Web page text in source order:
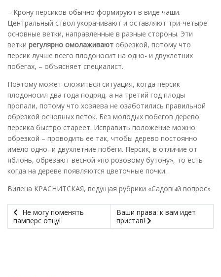
– Крону персиков обычно формируют в виде чаши.
Центральный ствол укорачивают и оставляют три-четыре
основные ветки, направленные в разные стороны. Эти
ветки регулярно омолаживают обрезкой, потому что
персик лучше всего плодоносит на одно- и двухлетних
побегах, – объясняет специалист.
Поэтому может сложиться ситуация, когда персик
плодоносил два года подряд, а на третий год плоды
пропали, потому что хозяева не озаботились правильной
обрезкой основных веток. Без молодых побегов дерево
персика быстро стареет. Исправить положение можно
обрезкой – проводить ее так, чтобы дерево постоянно
имело одно- и двухлетние побеги. Персик, в отличие от
яблонь, обрезают весной «по розовому бутону», то есть
когда на дереве появляются цветочные почки.
Вилена КРАСНИТСКАЯ, ведущая рубрики «Садовый вопрос»
Не могу поменять
памперс отцу!
Ваши права: к вам идет
пристав!